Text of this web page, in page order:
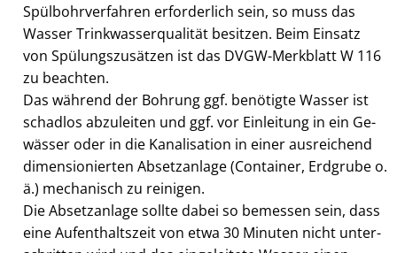
Spülbohr­ver­fahren erforderlich sein, so muss das
Wasser Trinkwasser­qualität besitzen. Beim Einsatz
von Spülungs­zu­sätzen ist das DVGW-Merkblatt W 116
zu beachten.
Das während der Bohrung ggf. benötigte Wasser ist
schadlos abzuleiten und ggf. vor Einleitung in ein Ge­
wässer oder in die Kanalisation in einer ausreichend
dimensionierten Absetz­anlage (Container, Erdgrube o.
ä.) mechanisch zu reinigen.
Die Absetzanlage sollte dabei so bemessen sein, dass
eine Aufenthaltszeit von etwa 30 Minuten nicht unter­